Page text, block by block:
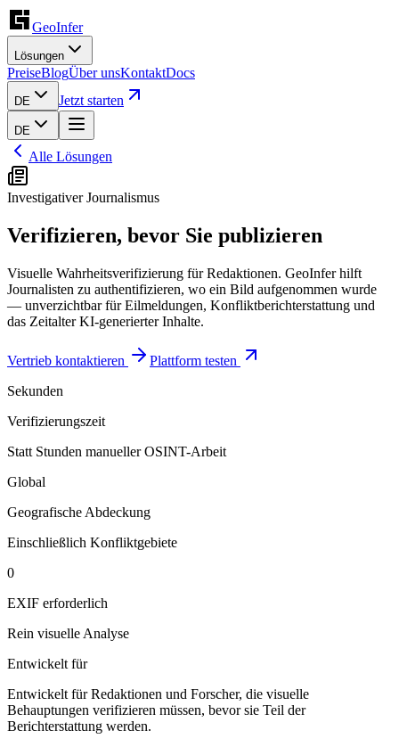
GeoInfer
Lösungen
PreiseBlogÜber unsKontaktDocs
DE Jetzt starten
DE
Alle Lösungen
Investigativer Journalismus
Verifizieren, bevor Sie publizieren
Visuelle Wahrheitsverifizierung für Redaktionen. GeoInfer hilft
Journalisten zu authentifizieren, wo ein Bild aufgenommen wurde
— unverzichtbar für Eilmeldungen, Konfliktberichterstattung und
das Zeitalter KI-generierter Inhalte.
Vertrieb kontaktieren
Plattform testen
Sekunden
Verifizierungszeit
Statt Stunden manueller OSINT-Arbeit
Global
Geografische Abdeckung
Einschließlich Konfliktgebiete
0
EXIF erforderlich
Rein visuelle Analyse
Entwickelt für
Entwickelt für Redaktionen und Forscher, die visuelle
Behauptungen verifizieren müssen, bevor sie Teil der
Berichterstattung werden.